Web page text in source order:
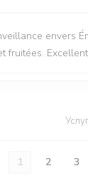
envers
fruitées.
1 2 3